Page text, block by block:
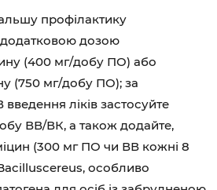
профілактику
дозою
(400 мг/добу ПО) або
(750 мг/добу ПО); за
введення ліків застосуйте
ВВ/ВК, а також додайте,
(300 мг ПО чи ВВ кожні 8
особливо